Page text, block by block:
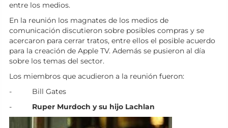
entre los medios.
En la reunión los magnates de los medios de
comunicación discutieron sobre posibles compras y se
acercaron para cerrar tratos, entre ellos el posible acuerdo
para la creación de Apple TV. Además se pusieron al día
sobre los temas del sector.
Los miembros que acudieron a la reunión fueron:
- Bill Gates
-
Ruper Murdoch y su hijo Lachlan